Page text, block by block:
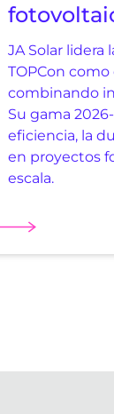
JA Solar lidera
TOPCon
combinando
Su gama
eficiencia, la
en proyectos
escala.